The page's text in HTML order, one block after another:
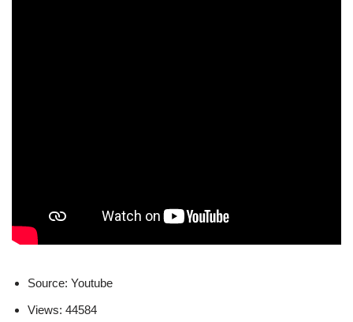
Source: Youtube
Views: 44584